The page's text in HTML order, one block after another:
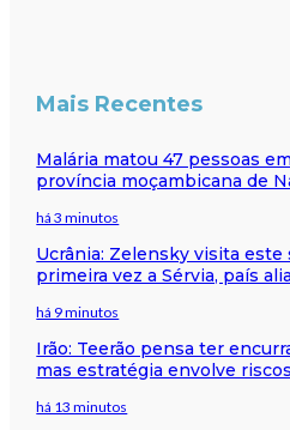
Mais Recentes
Malária matou 47 pessoas
província moçambicana de
há 3 minutos
Ucrânia: Zelensky visita este
primeira vez a Sérvia, país
há 9 minutos
Irão: Teerão pensa ter
mas estratégia envolve
há 13 minutos